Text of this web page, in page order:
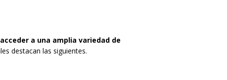
a una amplia variedad de
destacan las siguientes.